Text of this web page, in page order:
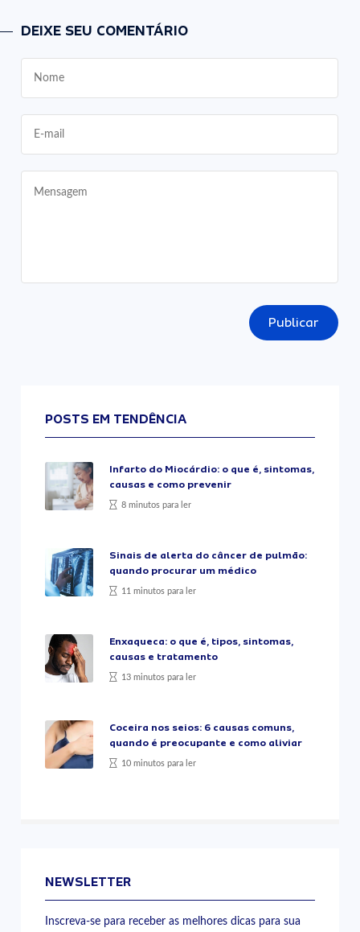
DEIXE SEU COMENTÁRIO
Publicar
POSTS EM TENDÊNCIA
Infarto do Miocárdio: o que é, sintomas,
causas e como prevenir
8 minutos para ler
Sinais de alerta do câncer de pulmão:
quando procurar um médico
11 minutos para ler
Enxaqueca: o que é, tipos, sintomas,
causas e tratamento
13 minutos para ler
Coceira nos seios: 6 causas comuns,
quando é preocupante e como aliviar
10 minutos para ler
NEWSLETTER
Inscreva-se para receber as melhores dicas para sua